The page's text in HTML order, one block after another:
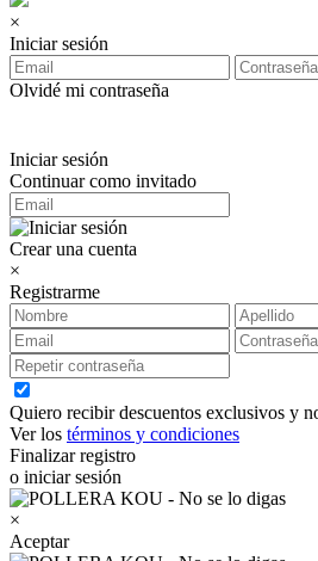
×
Iniciar sesión
Olvidé mi contraseña
Iniciar sesión
Continuar como invitado
Crear una cuenta
×
Registrarme
Quiero recibir descuentos exclusivos y
Ver los términos y condiciones
Finalizar registro
o iniciar sesión
×
Aceptar